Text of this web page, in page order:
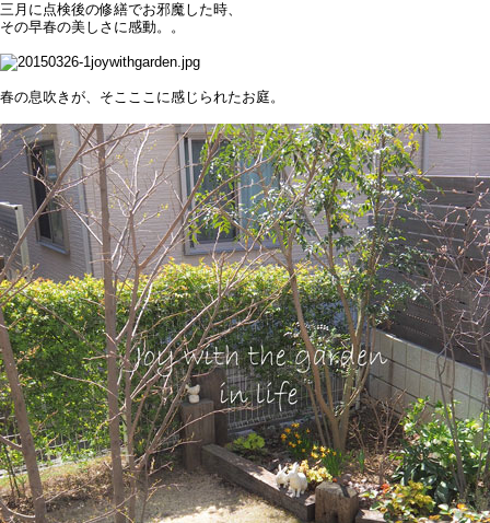
三月に点検後の修繕でお邪魔した時、
その早春の美しさに感動。。
春の息吹きが、そこここに感じられたお庭。